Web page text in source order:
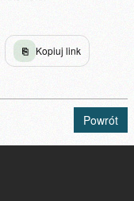
⎘ Kopiuj link
Powrót